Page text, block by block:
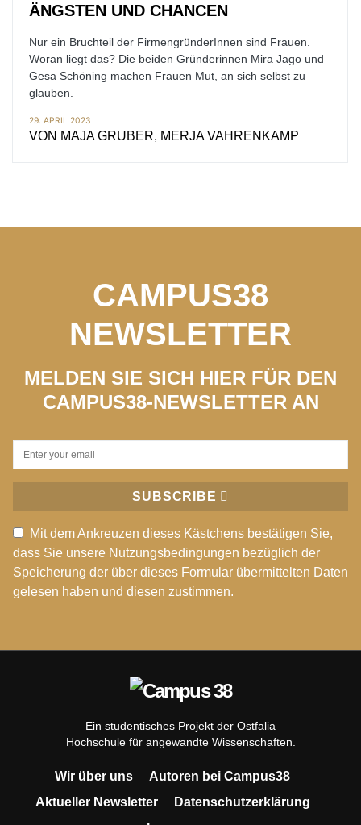
ÄNGSTEN UND CHANCEN
Nur ein Bruchteil der FirmengründerInnen sind Frauen.
Woran liegt das? Die beiden Gründerinnen Mira Jago und
Gesa Schöning machen Frauen Mut, an sich selbst zu
glauben.
29. APRIL 2023
VON MAJA GRUBER, MERJA VAHRENKAMP
CAMPUS38
NEWSLETTER
MELDEN SIE SICH HIER FÜR DEN
CAMPUS38-NEWSLETTER AN
SUBSCRIBE
Mit dem Ankreuzen dieses Kästchens bestätigen Sie,
dass Sie unsere Nutzungsbedingungen bezüglich der
Speicherung der über dieses Formular übermittelten Daten
gelesen haben und diesen zustimmen.
Ein studentisches Projekt der Ostfalia
Hochschule für angewandte Wissenschaften.
Wir über uns
Autoren bei Campus38
Aktueller Newsletter
Datenschutzerklärung